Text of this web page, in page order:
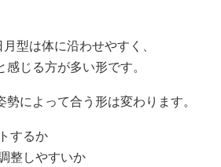
型は体に沿わせやすく、
じる方が多い形です。
によって合う形は変わります。
するか
整しやすいか